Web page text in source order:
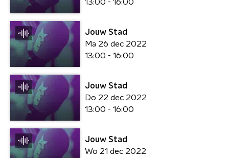
13:00 - 16:00
Jouw Stad
Ma 26 dec 2022
13:00 - 16:00
Jouw Stad
Do 22 dec 2022
13:00 - 16:00
Jouw Stad
Wo 21 dec 2022